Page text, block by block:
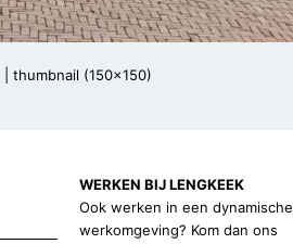
thumbnail (150x150)
WERKEN BIJ LENGKEEK
Ook werken in een dynamische
werkomgeving? Kom dan ons